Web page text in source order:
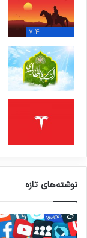
7.4
نوشته‌های تازه